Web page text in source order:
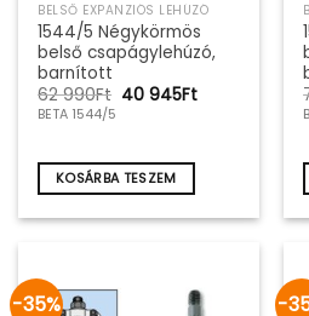
BELSŐ EXPANZIÓS LEHÚZÓ
1544/5 Négykörmös
belső csapágylehúzó,
barnított
62 990Ft Original
990Ft.
40 945FtCurrent
BETA 1544/5
KOSÁRBA TESZEM
-35% -